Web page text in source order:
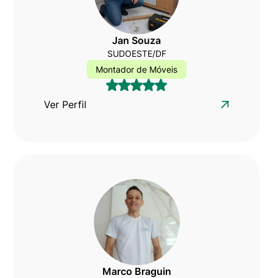
Jan Souza
SUDOESTE/DF
Montador de Móveis
Ver Perfil
Marco Braguin